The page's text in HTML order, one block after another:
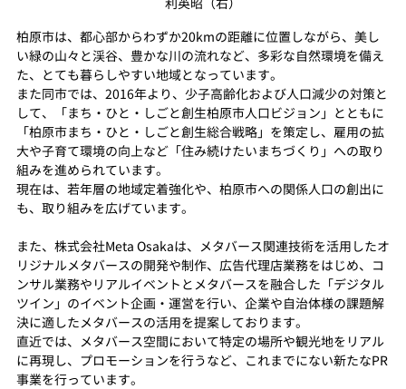
柏原市は、都心部からわずか20kmの距離に位置しながら、美し
い緑の山々と渓谷、豊かな川の流れなど、多彩な自然環境を備え
た、とても暮らしやすい地域となっています。
また同市では、2016年より、少子高齢化および人口減少の対策と
して、「まち・ひと・しごと創生柏原市人口ビジョン」とともに
「柏原市まち・ひと・しごと創生総合戦略」を策定し、雇用の拡
大や子育て環境の向上など「住み続けたいまちづくり」への取り
組みを進められています。
現在は、若年層の地域定着強化や、柏原市への関係人口の創出に
も、取り組みを広げています。
また、株式会社Meta Osakaは、メタバース関連技術を活用したオ
リジナルメタバースの開発や制作、広告代理店業務をはじめ、コ
ンサル業務やリアルイベントとメタバースを融合した「デジタル
ツイン」のイベント企画・運営を行い、企業や自治体様の課題解
決に適したメタバースの活用を提案しております。
直近では、メタバース空間において特定の場所や観光地をリアル
に再現し、プロモーションを行うなど、これまでにない新たなPR
事業を行っています。